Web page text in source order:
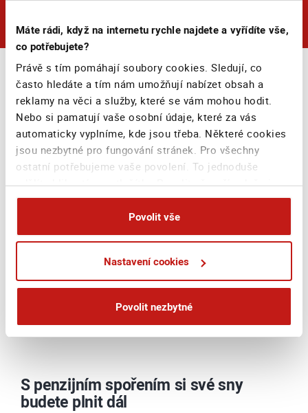
Máte rádi, když na internetu rychle najdete a vyřídíte vše,
co potřebujete?
Právě s tím pomáhají soubory cookies. Sledují, co
často hledáte a tím nám umožňují nabízet obsah a
reklamy na věci a služby, které se vám mohou hodit.
Nebo si pamatují vaše osobní údaje, které za vás
automaticky vyplníme, kde jsou třeba. Některé cookies
jsou nezbytné pro fungování stránek. Pro všechny
ostatní potřebujeme vaše povolení. To jednoduše
udělíte kliknutím na tlačítko Povolit vše, případně si
můžete zvolit vlastní nastavení. Na základě vašeho
souhlasu můžeme také při sjednání na webu bezpečně
sbírat vaše jméno, příjmení či email a poskytovat je
(business.safety.google/privacy), Sklik, atp. Tyto
cookies používáme pro personalizaci reklam. A vaše
dodržujeme přísná pravidla ochrany osobních
Povolit vše
Nastavení cookies
Povolit nezbytné
S penzijním spořením si své sny
budete plnit dál